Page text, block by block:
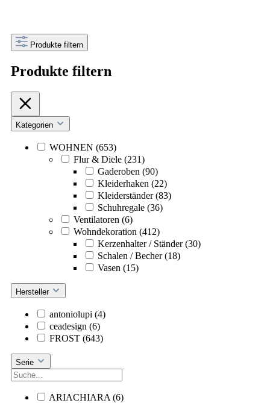
Produkte filtern
Produkte filtern
Kategorien
WOHNEN (653)
Flur & Diele (231)
Gaderoben (90)
Kleiderhaken (22)
Kleiderständer(83)
Schuhregale (36)
Ventilatoren (6)
Wohndekoration (412)
Kerzenhalter / Ständer(30)
Schalen / Becher(18)
Vasen (15)
Hersteller
antoniolupi (4)
ceadesign (6)
FROST (643)
Serie
ARIACHIARA (6)